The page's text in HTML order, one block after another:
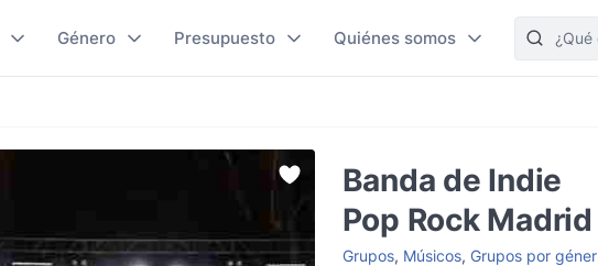
Género Presupuesto Quiénes somos
Banda de Indie
Pop Rock Madrid
Grupos, Músicos, Grupos por género